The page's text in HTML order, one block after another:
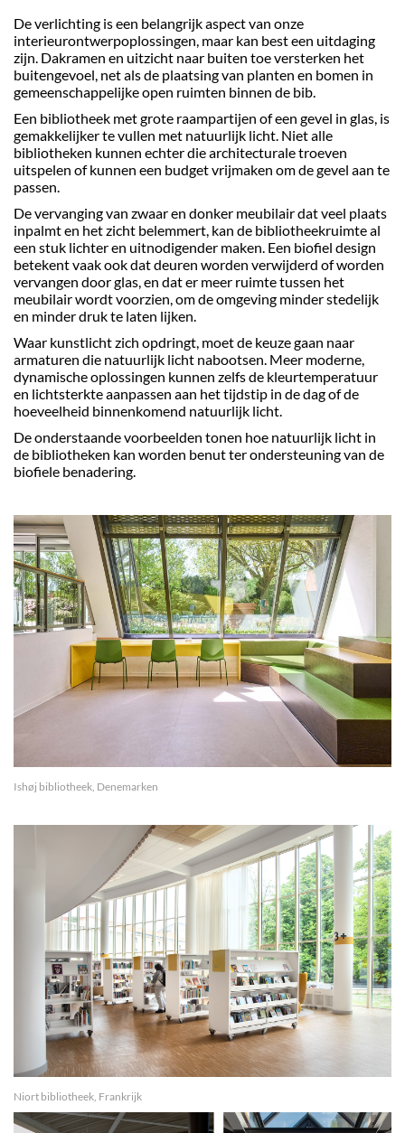
De verlichting is een belangrijk aspect van onze
interieurontwerpoplossingen, maar kan best een uitdaging
zijn. Dakramen en uitzicht naar buiten toe versterken het
buitengevoel, net als de plaatsing van planten en bomen in
gemeenschappelijke open ruimten binnen de bib.
Een bibliotheek met grote raampartijen of een gevel in glas, is
gemakkelijker te vullen met natuurlijk licht. Niet alle
bibliotheken kunnen echter die architecturale troeven
uitspelen of kunnen een budget vrijmaken om de gevel aan te
passen.
De vervanging van zwaar en donker meubilair dat veel plaats
inpalmt en het zicht belemmert, kan de bibliotheekruimte al
een stuk lichter en uitnodigender maken. Een biofiel design
betekent vaak ook dat deuren worden verwijderd of worden
vervangen door glas, en dat er meer ruimte tussen het
meubilair wordt voorzien, om de omgeving minder stedelijk
en minder druk te laten lijken.
Waar kunstlicht zich opdringt, moet de keuze gaan naar
armaturen die natuurlijk licht nabootsen. Meer moderne,
dynamische oplossingen kunnen zelfs de kleurtemperatuur
en lichtsterkte aanpassen aan het tijdstip in de dag of de
hoeveelheid binnenkomend natuurlijk licht.
De onderstaande voorbeelden tonen hoe natuurlijk licht in
de bibliotheken kan worden benut ter ondersteuning van de
biofiele benadering.
Ishøj bibliotheek, Denemarken
Niort bibliotheek, Frankrijk